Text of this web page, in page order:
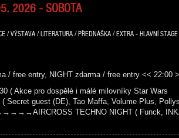
2026 - SOBOTA
/ VÝSTAVA / LITERATURA / PŘEDNÁŠKA / EXTRA - HLAVNÍ
/ free entry, NIGHT zdarma / free entry << 22:00
( Akce pro dospělé i málé milovníky Star Wars
guest (DE), Tao Maffa, Volume Plus,
TECHNO NIGHT ( Funck,